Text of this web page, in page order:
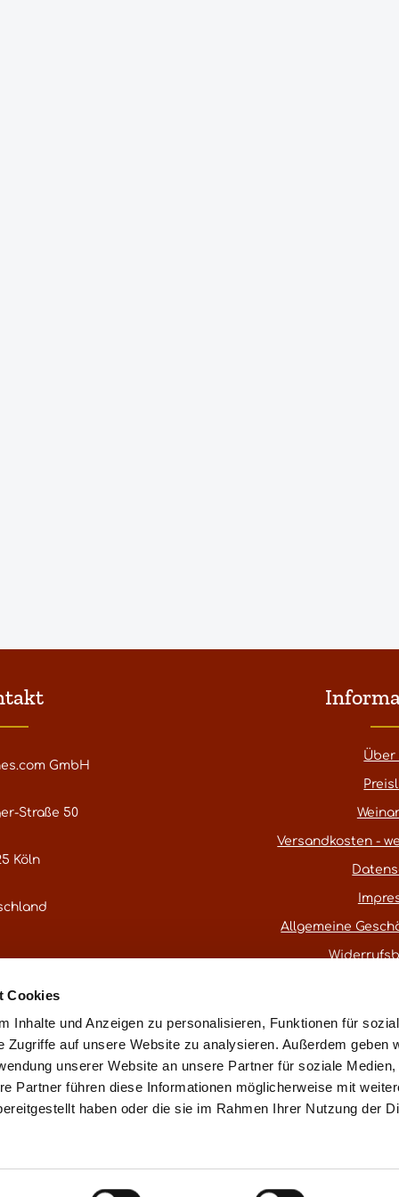
Cookies
Inhalte und Anzeigen zu personalisieren, Funktionen für
Zugriffe auf unsere Website zu analysieren. Außerdem geben
unserer Website an unsere Partner für soziale Medien,
Partner führen diese Informationen möglicherweise mit
haben oder die sie im Rahmen Ihrer Nutzung der
GmbH
Straße 50
Köln
Kontaktformular.
Über
Versandkosten -
Allgemeine
* Alle Preise inkl. gesetzl. Mehrwertsteuer
§ 25a UStG ohne Ausweis der Mehrwertsteuer
Made with love in Cologne